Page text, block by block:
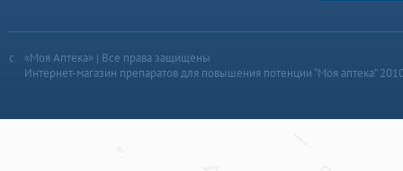
«Моя Аптека» | Все права защищены
Интернет-магазин препаратов для повышения потенции “Моя аптека”